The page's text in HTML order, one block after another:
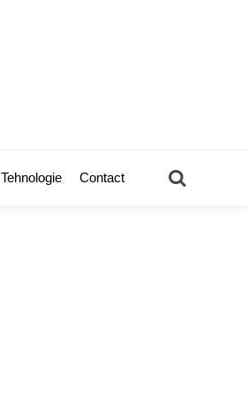
Tehnologie Contact